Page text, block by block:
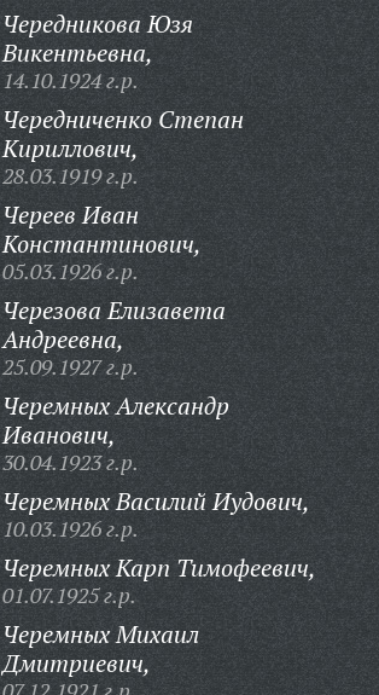
Чередникова Юзя
Викентьевна,
14.10.1924 г.р.
Чередниченко Степан
Кириллович,
28.03.1919 г.р.
Череев Иван
Константинович,
05.03.1926 г.р.
Черезова Елизавета
Андреевна,
25.09.1927 г.р.
Черемных Александр
Иванович,
30.04.1923 г.р.
Черемных Василий Иудович,
10.03.1926 г.р.
Черемных Карп Тимофеевич,
01.07.1925 г.р.
Черемных Михаил
Дмитриевич,